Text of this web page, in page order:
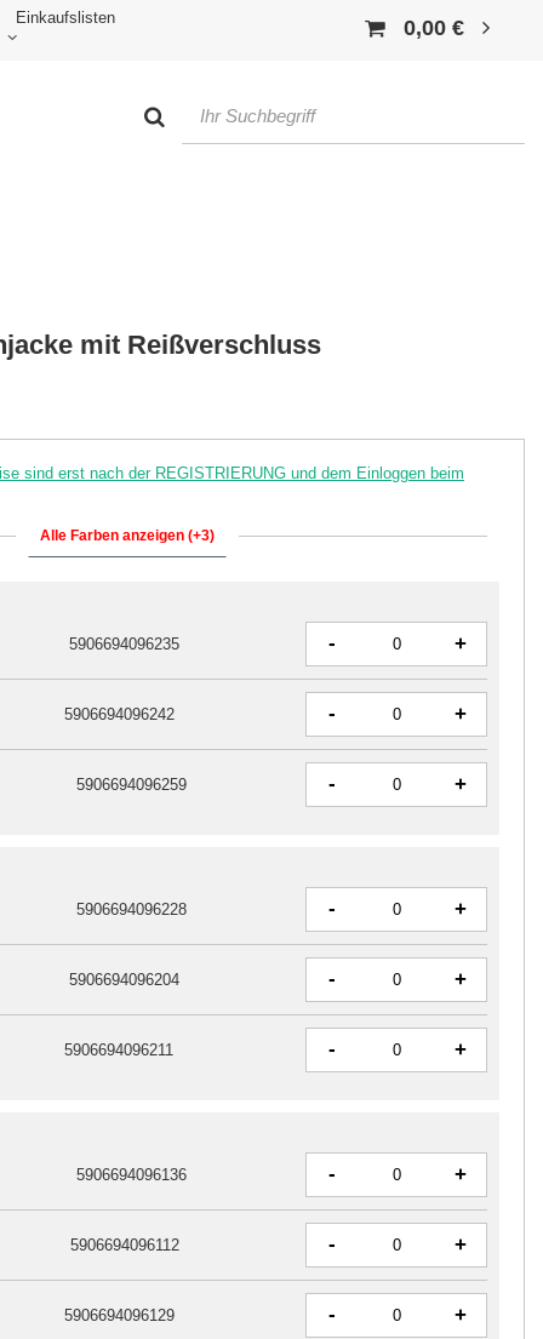
Einkaufslisten 0,00 €
mit Reißverschluss
sind erst nach der REGISTRIERUNG und dem Einloggen beim
Alle Farben anzeigen (+3)
5906694096235 - +
5906694096242 - +
5906694096259 - +
5906694096228 - +
5906694096204 - +
5906694096211 - +
5906694096136 - +
5906694096112 - +
5906694096129 - +